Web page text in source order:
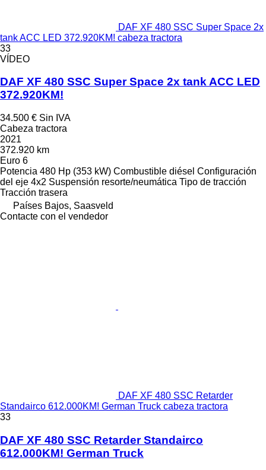
DAF XF 480 SSC Super Space 2x
tank ACC LED 372.920KM! cabeza tractora
33
VÍDEO
DAF XF 480 SSC Super Space 2x tank ACC LED
372.920KM!
34.500 € Sin IVA
Cabeza tractora
2021
372.920 km
Euro 6
Potencia 480 Hp (353 kW) Combustible diésel Configuración
del eje 4x2 Suspensión resorte/neumática Tipo de tracción
Tracción trasera
Países Bajos, Saasveld
Contacte con el vendedor
DAF XF 480 SSC Retarder
Standairco 612.000KM! German Truck cabeza tractora
33
DAF XF 480 SSC Retarder Standairco
612.000KM! German Truck